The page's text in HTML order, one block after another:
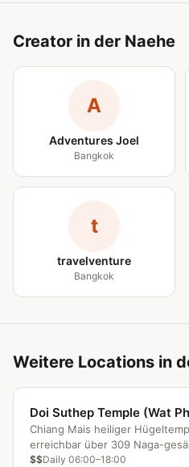
Creator in der Naehe
A
Adventures Joel
Bangkok
t
travelventure
Bangkok
Weitere Locations in
Doi Suthep Temple (Wat
Chiang Mais heiliger
erreichbar über 309 Naga-
Seilbahn. Der vergoldete Chedi
$$Daily 06:00–18:00